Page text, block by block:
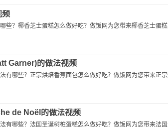
频
些？椰香芝士蛋糕怎么做好吃？做饭网为您带来椰香芝士蛋
Garner)的做法视频
有哪些？正宗烘焙香蕉面包怎么做好吃？做饭网为您带来正
de Noël的做法视频
有哪些？法国圣诞树桩蛋糕怎么做好吃？做饭网为您带来法